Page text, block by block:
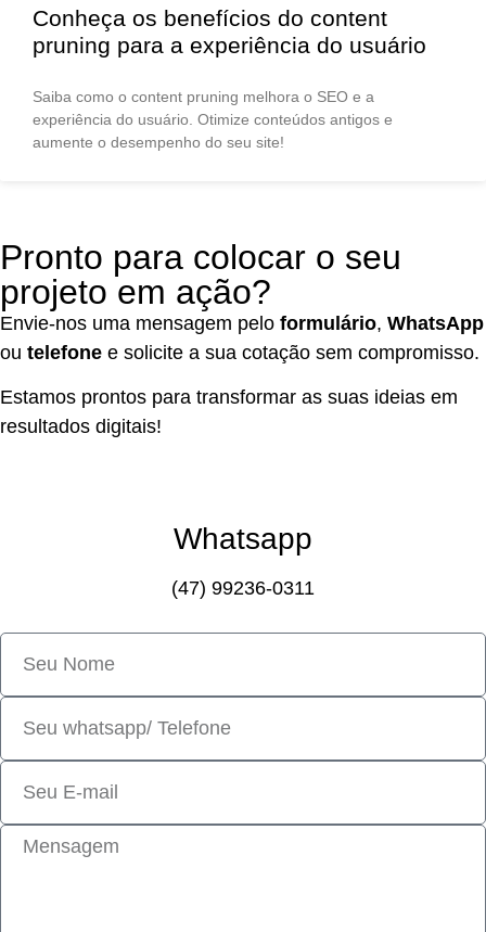
Conheça os benefícios do content
pruning para a experiência do usuário
Saiba como o content pruning melhora o SEO e a
experiência do usuário. Otimize conteúdos antigos e
aumente o desempenho do seu site!
Pronto para colocar o seu
projeto em ação?
Envie-nos uma mensagem pelo formulário, WhatsApp
ou telefone e solicite a sua cotação sem compromisso.
Estamos prontos para transformar as suas ideias em
resultados digitais!
Whatsapp
(47) 99236-0311